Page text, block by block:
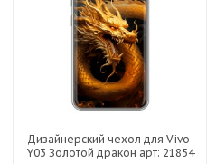
Дизайнерский чехол для Vivo
Y03 Золотой дракон арт: 21854